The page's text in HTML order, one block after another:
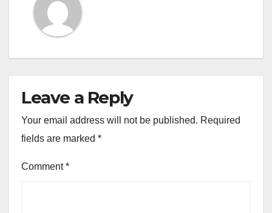
Leave a Reply
Your email address will not be published. Required
fields are marked *
Comment*